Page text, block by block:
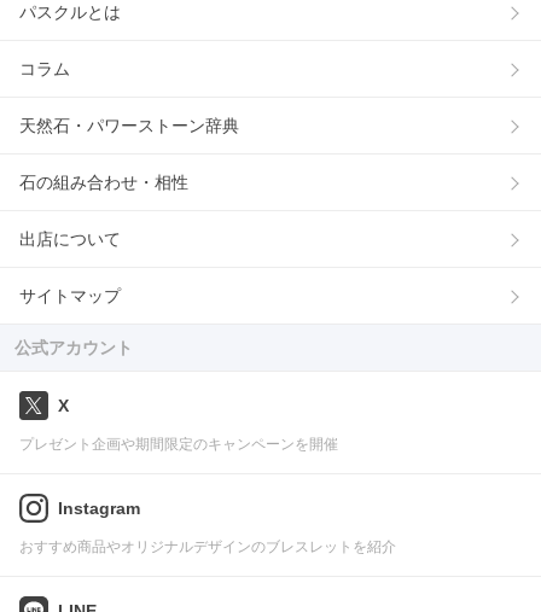
パスクルとは
コラム
天然石・パワーストーン辞典
石の組み合わせ・相性
出店について
サイトマップ
公式アカウント
X
プレゼント企画や期間限定のキャンペーンを開催
Instagram
おすすめ商品やオリジナルデザインのブレスレットを紹介